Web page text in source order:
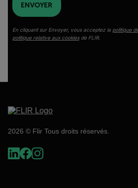
ENVOYER
En cliquant sur Envoyer, vous acceptez la politique
politique relative aux cookiesde FLIR.
2026 © Flir Tous droits réservés.